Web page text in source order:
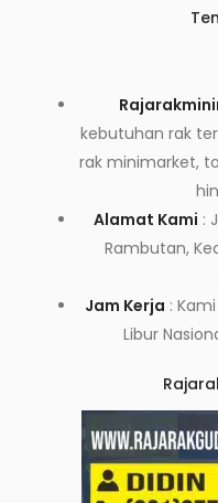
kebutuhan rak
rak minimarket,
Alamat Kami :
Rambutan,
Jam Kerja : Kami
Libur